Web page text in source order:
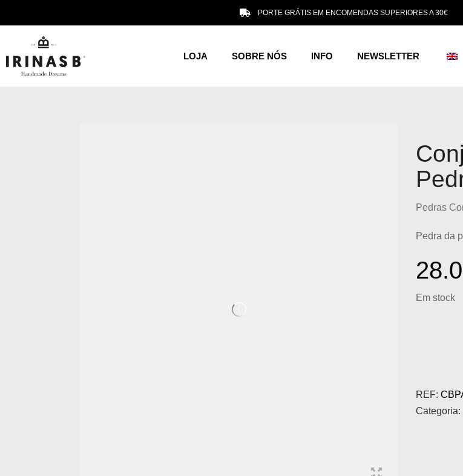
PORTE GRÁTIS EM ENCOMENDAS SUPERIORES A 30€
LOJA SOBRE NÓS INFO NEWSLETTER
Pedras
Pedra da
Em stock
REF:
Categoria: